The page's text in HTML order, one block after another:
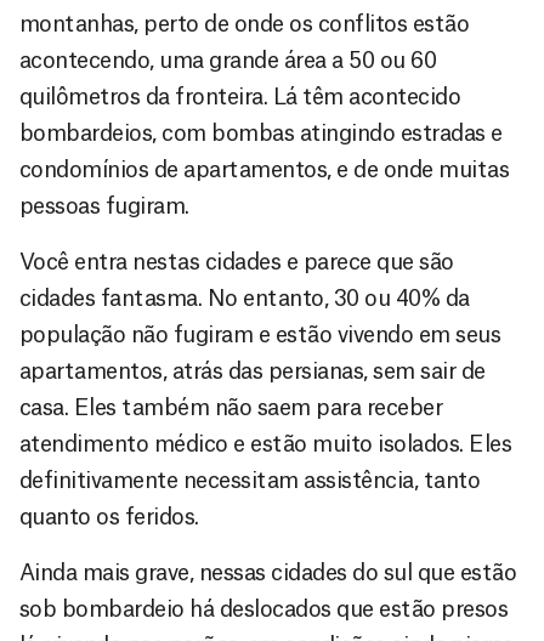
montanhas, perto de onde os conflitos estão
acontecendo, uma grande área a 50 ou 60
quilômetros da fronteira. Lá têm acontecido
bombardeios, com bombas atingindo estradas e
condomínios de apartamentos, e de onde muitas
pessoas fugiram.
Você entra nestas cidades e parece que são
cidades fantasma. No entanto, 30 ou 40% da
população não fugiram e estão vivendo em seus
apartamentos, atrás das persianas, sem sair de
casa. Eles também não saem para receber
atendimento médico e estão muito isolados. Eles
definitivamente necessitam assistência, tanto
quanto os feridos.
Ainda mais grave, nessas cidades do sul que estão
sob bombardeio há deslocados que estão presos